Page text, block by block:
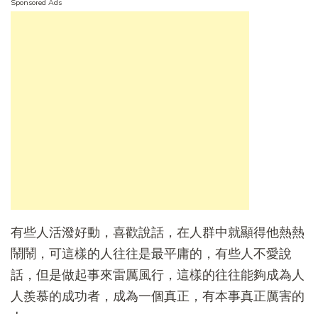
Sponsored Ads
有些人活潑好動，喜歡說話，在人群中就顯得他熱熱
鬧鬧，可這樣的人往往是最平庸的，有些人不愛說
話，但是做起事來雷厲風行，這樣的往往能夠成為人
人羨慕的成功者，成為一個真正，有本事真正厲害的